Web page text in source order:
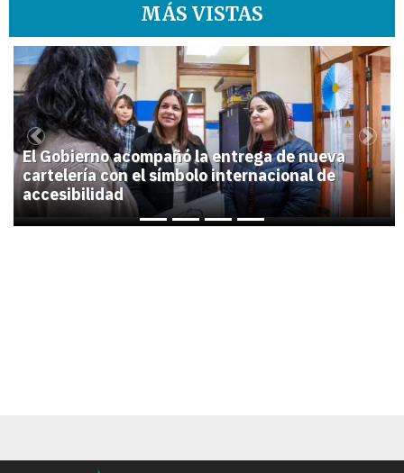
MÁS VISTAS
1
El Gobierno acompañó la entrega de nueva
cartelería con el símbolo internacional de
accesibilidad
Previous Next